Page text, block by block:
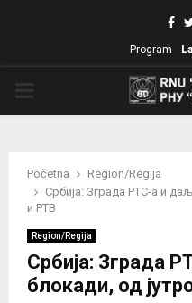
Program
Početna
Region/Regija
Србија: Зграда РТС-а и
и РТВ
Region/Regija
Србија: Зграда
блокади, од